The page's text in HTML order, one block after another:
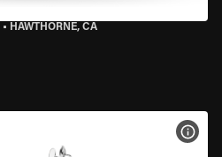
• HAWTHORNE, CA